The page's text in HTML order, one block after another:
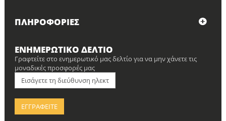
ΠΛΗΡΟΦΟΡΊΕΣ
ΕΝΗΜΕΡΩΤΙΚΌ ΔΕΛΤΊΟ
Γραφτείτε στο ενημερωτικό μας δελτίο για να μην χάνετε τις
μοναδικές προσφορές μας